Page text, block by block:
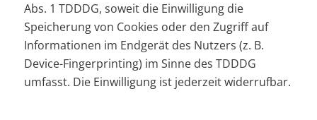
Abs. 1 TDDDG, soweit die Einwilligung die
Speicherung von Cookies oder den Zugriff auf
Informationen im Endgerät des Nutzers (z. B.
Device-Fingerprinting) im Sinne des TDDDG
umfasst. Die Einwilligung ist jederzeit widerrufbar.